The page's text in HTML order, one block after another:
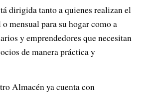
dirigida tanto a quienes realizan el
mensual para su hogar como a
y emprendedores que necesitan
de manera práctica y
Almacén ya cuenta con